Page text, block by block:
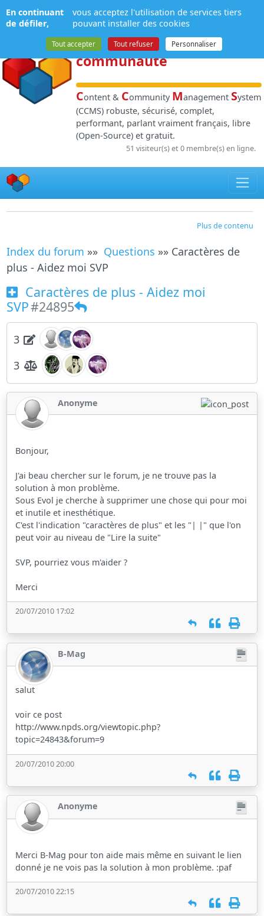
NPDS:Gestion de
contenuet de
communauté
Content & Community Management System
(CCMS) robuste, sécurisé, complet,
performant, parlant vraiment français, libre
(Open-Source) et gratuit.
51 visiteur(s) et 0 membre(s) en ligne.
Plus de contenu
Index du forum »» Questions »» Caractères de
plus - Aidez moi SVP
Caractères de plus - Aidez moi
SVP#24895
3
3
Anonyme
Bonjour,
J'ai beau chercher sur le forum, je ne trouve pas la
solution à mon problème.
Sous Evol je cherche à supprimer une chose qui pour moi
et inutile et inesthétique.
C'est l'indication "caractères de plus" et les "| |" que l'on
peut voir au niveau de "Lire la suite"
SVP, pourriez vous m'aider ?
Merci
20/07/2010 17:02
B-Mag
salut
voir ce post
http://www.npds.org/viewtopic.php?
topic=24843&forum=9
20/07/2010 20:00
Anonyme
Merci B-Mag pour ton aide mais même en suivant le lien
donné je ne vois pas la solution à mon problème. :paf
20/07/2010 22:15
Panneau de gestion des cookies
En continuant
de défiler,
vous acceptez l'utilisation de services tiers
pouvant installer des cookies
Tout accepter Tout refuser Personnaliser